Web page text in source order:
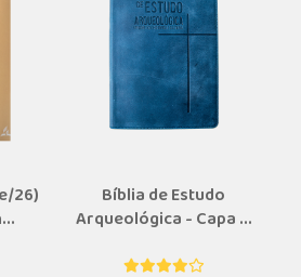
26)
Bíblia de Estudo
Arqueológica - Capa ...